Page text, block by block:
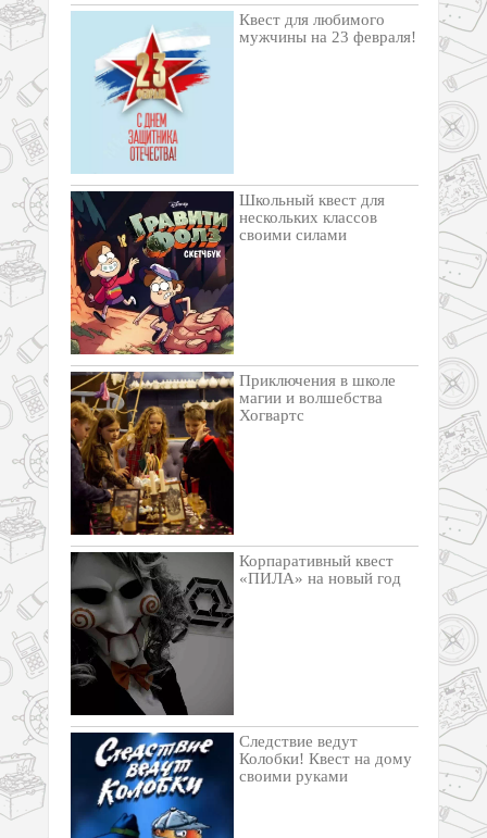
Квест для любимого
мужчины на 23 февраля!
Школьный квест для
нескольких классов
своими силами
Приключения в школе
магии и волшебства
Хогвартс
Корпаративный квест
«ПИЛА» на новый год
Следствие ведут
Колобки! Квест на дому
своими руками